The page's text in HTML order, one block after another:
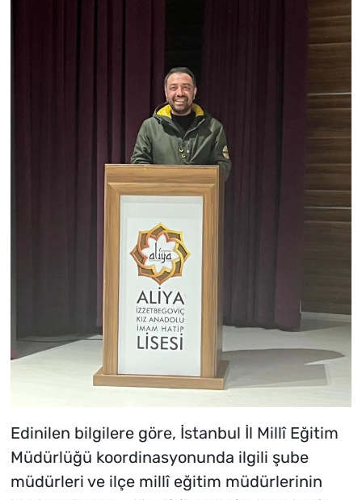
Edinilen bilgilere göre, İstanbul İl Millî Eğitim
Müdürlüğü koordinasyonunda ilgili şube
müdürleri ve ilçe millî eğitim müdürlerinin